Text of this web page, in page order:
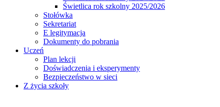
Świetlica rok szkolny 2025/2026
Stołówka
Sekretariat
E legitymacja
Dokumenty do pobrania
Uczeń
Plan lekcji
Doświadczenia i eksperymenty
Bezpieczeństwo w sieci
Z życia szkoły